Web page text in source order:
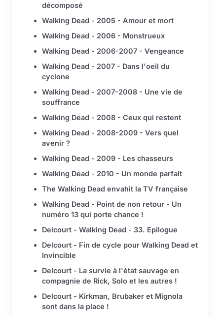
décomposé
Walking Dead - 2005 - Amour et mort
Walking Dead - 2006 - Monstrueux
Walking Dead - 2006-2007 - Vengeance
Walking Dead - 2007 - Dans l'oeil du
cyclone
Walking Dead - 2007-2008 - Une vie de
souffrance
Walking Dead - 2008 - Ceux qui restent
Walking Dead - 2008-2009 - Vers quel
avenir ?
Walking Dead - 2009 - Les chasseurs
Walking Dead - 2010 - Un monde parfait
The Walking Dead envahit la TV française
Walking Dead - Point de non retour - Un
numéro 13 qui porte chance !
Delcourt - Walking Dead - 33. Epilogue
Delcourt - Fin de cycle pour Walking Dead et
Invincible
Delcourt - La survie à l'état sauvage en
compagnie de Rick, Solo et les autres !
Delcourt - Kirkman, Brubaker et Mignola
sont dans la place !